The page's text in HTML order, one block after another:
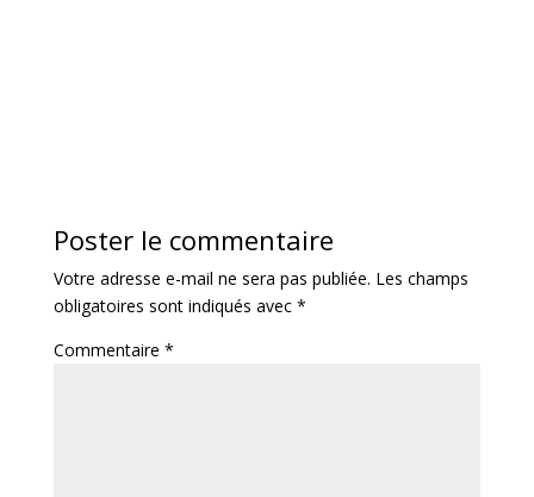
Poster le commentaire
Votre adresse e-mail ne sera pas publiée. Les champs
obligatoires sont indiqués avec *
Commentaire *